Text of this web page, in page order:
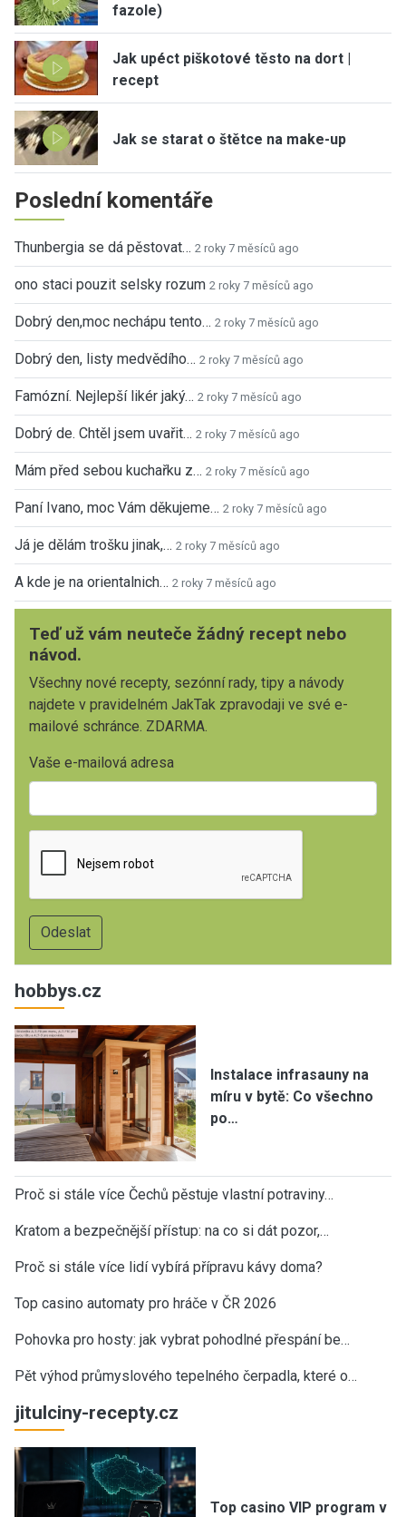
fazole)
Jak upéct piškotové těsto na dort |
recept
Jak se starat o štětce na make-up
Poslední komentáře
Thunbergia se dá pěstovat… 2 roky 7 měsíců ago
ono staci pouzit selsky rozum 2 roky 7 měsíců ago
Dobrý den,moc nechápu tento… 2 roky 7 měsíců ago
Dobrý den, listy medvědího… 2 roky 7 měsíců ago
Famózní. Nejlepší likér jaký… 2 roky 7 měsíců ago
Dobrý de. Chtěl jsem uvařit… 2 roky 7 měsíců ago
Mám před sebou kuchařku z… 2 roky 7 měsíců ago
Paní Ivano, moc Vám děkujeme… 2 roky 7 měsíců ago
Já je dělám trošku jinak,… 2 roky 7 měsíců ago
A kde je na orientalnich… 2 roky 7 měsíců ago
Teď už vám neuteče žádný recept nebo
návod.
Všechny nové recepty, sezónní rady, tipy a návody
najdete v pravidelném JakTak zpravodaji ve své e-
mailové schránce. ZDARMA.
Vaše e-mailová adresa
hobbys.cz
Instalace infrasauny na
míru v bytě: Co všechno
po…
Proč si stále více Čechů pěstuje vlastní potraviny…
Kratom a bezpečnější přístup: na co si dát pozor,…
Proč si stále více lidí vybírá přípravu kávy doma?
Top casino automaty pro hráče v ČR 2026
Pohovka pro hosty: jak vybrat pohodlné přespání be…
Pět výhod průmyslového tepelného čerpadla, které o…
jitulciny-recepty.cz
Top casino VIP program v